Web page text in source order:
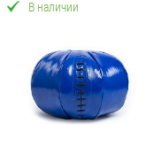
В наличии